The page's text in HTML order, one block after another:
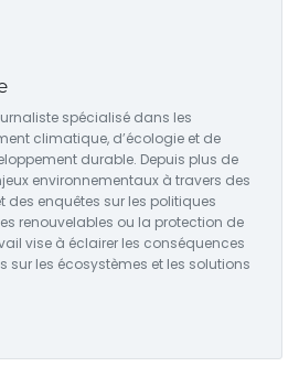
spécialisé dans les
climatique, d’écologie et de
durable. Depuis plus de
environnementaux à travers des
des enquêtes sur les politiques
renouvelables ou la protection de
vise à éclairer les conséquences
sur les écosystèmes et les solutions